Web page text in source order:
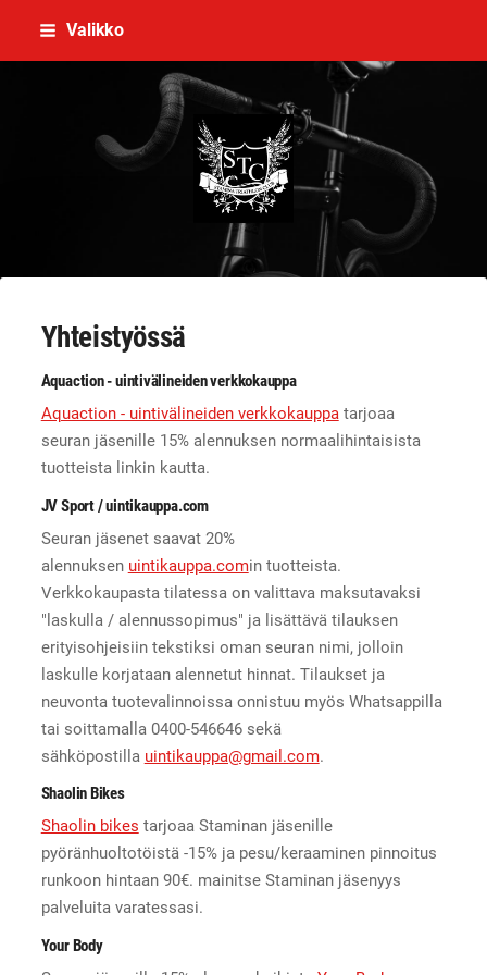
Siirry
Valikko
Stamina Triathlon Club Ry
Yhteistyössä
Aquaction - uintivälineiden verkkokauppa
Aquaction - uintivälineiden verkkokauppatarjoaa
seuran jäsenille 15% alennuksen normaalihintaisista
tuotteista linkin kautta.
JV Sport / uintikauppa.com
Seuran jäsenet saavat 20%
alennuksen uintikauppa.comin tuotteista.
Verkkokaupasta tilatessa on valittava maksutavaksi
"laskulla / alennussopimus" ja lisättävä tilauksen
erityisohjeisiin tekstiksi oman seuran nimi, jolloin
laskulle korjataan alennetut hinnat. Tilaukset ja
neuvonta tuotevalinnoissa onnistuu myös Whatsappilla
tai soittamalla 0400-546646 sekä
sähköpostilla uintikauppa@gmail.com.
Shaolin Bikes
Shaolin bikes tarjoaa Staminan jäsenille
pyöränhuoltotöistä -15% ja pesu/keraaminen pinnoitus
runkoon hintaan 90€. mainitse Staminan jäsenyys
palveluita varatessasi.
Your Body